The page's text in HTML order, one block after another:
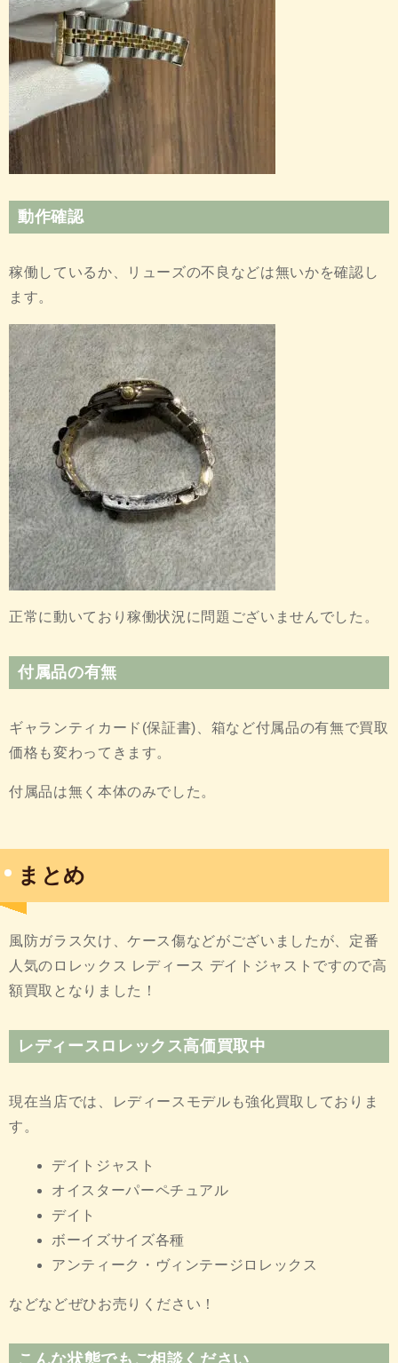
動作確認
稼働しているか、リューズの不良などは無いかを確認し
ます。
正常に動いており稼働状況に問題ございませんでした。
付属品の有無
ギャランティカード(保証書)、箱など付属品の有無で買取
価格も変わってきます。
付属品は無く本体のみでした。
まとめ
風防ガラス欠け、ケース傷などがございましたが、定番
人気のロレックス レディース デイトジャストですので高
額買取となりました！
レディースロレックス高価買取中
現在当店では、レディースモデルも強化買取しておりま
す。
デイトジャスト
オイスターパーペチュアル
デイト
ボーイズサイズ各種
アンティーク・ヴィンテージロレックス
などなどぜひお売りください！